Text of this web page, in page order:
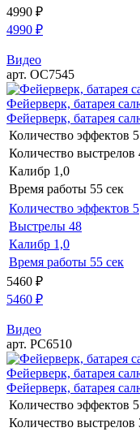
4990 ₽
4990 ₽
Видео
арт. ОС7545
Фейерверк, батарея
Фейерверк, батарея
Количество эффектов 5
Количество выстрелов
Калибр 1,0
Время работы 55 сек
Количество эффектов 5
Выстрелы 48
Калибр 1,0
Время работы 55 сек
5460 ₽
5460 ₽
Видео
арт. РС6510
Фейерверк, батарея
Фейерверк, батарея
Количество эффектов 5
Количество выстрелов